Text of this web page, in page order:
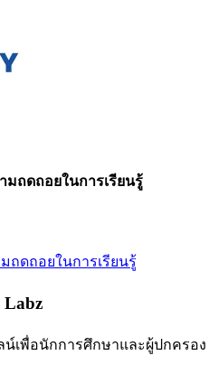
มถดถอยในการเรียนรู้
มถดถอยในการเรียนรู้
Labz
เพื่อนักการศึกษาและผู้ปกครอง